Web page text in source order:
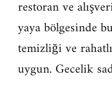
restoran ve
yaya bölgesinde
temizliği ve
uygun. Gecelik